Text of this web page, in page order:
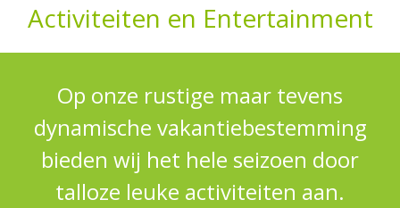
Activiteiten en Entertainment
Op onze rustige maar tevens
dynamische vakantiebestemming
bieden wij het hele seizoen door
talloze leuke activiteiten aan.